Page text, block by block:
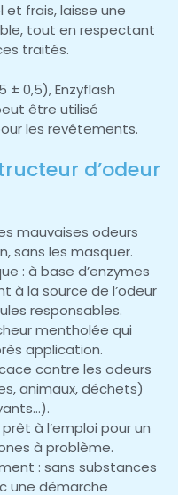
frais, laisse une
tout en respectant
traités.
± 0,5), Enzyflash
être utilisé
les revêtements.
d’odeur
mauvaises odeurs
sans les masquer.
: à base d’enzymes
à la source de l’odeur
responsables.
mentholée qui
application.
contre les odeurs
animaux, déchets)
à l’emploi pour un
à problème.
: sans substances
une démarche